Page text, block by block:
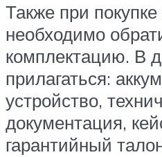
Также при
необходимо
комплектацию. В
прилагаться:
устройство,
документация,
гарантийный